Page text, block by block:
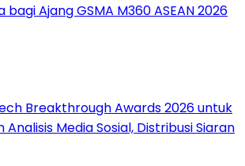
bagi Ajang GSMA M360 ASEAN 2026
Breakthrough Awards 2026 untuk
Media Sosial, Distribusi Siaran